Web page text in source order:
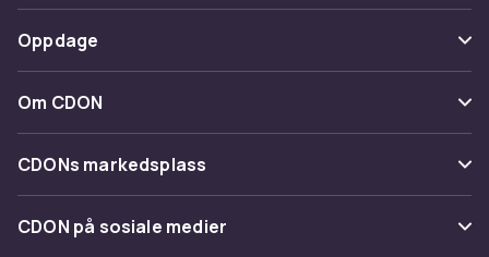
Spor pakke
Angre & returner her
Kontakt oss
Betaling
Levering
Tilbakekallinger
Oppdage
Kategorier
Varemerker
Om CDON
Om oss
Kundeanmeldelser
Jobbe på CDON
CDONs markedsplass
Merchant Help Center
CDON på sosiale medier